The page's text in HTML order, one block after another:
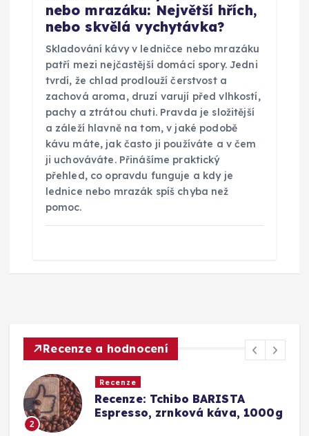
nebo mrazáku: Největší hřích,
nebo skvělá vychytávka?
Skladování kávy v ledničce nebo mrazáku
patří mezi nejčastější domácí spory. Jedni
tvrdí, že chlad prodlouží čerstvost a
zachová aroma, druzí varují před vlhkostí,
pachy a ztrátou chuti. Pravda je složitější
a záleží hlavně na tom, v jaké podobě
kávu máte, jak často ji používáte a v čem
ji uchováváte. Přinášíme praktický
přehled, co opravdu funguje a kdy je
lednice nebo mrazák spíš chyba než
pomoc.
Recenze a hodnocení
Recenze
Recenze: Tchibo BARISTA
Espresso, zrnková káva, 1000g